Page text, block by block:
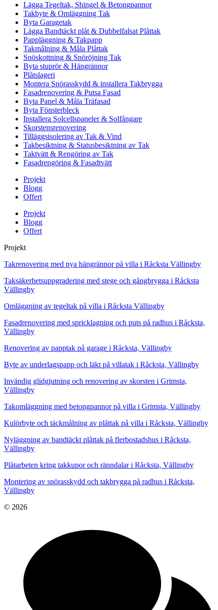
Lägga Tegeltak, Shingel & Betongpannor
Takbyte & Omläggning Tak
Byta Garagetak
Lägga Bandtäckt plåt & Dubbelfalsat Plåttak
Pappläggning & Takpapp
Takmålning & Måla Plåttak
Snöskottning & Snöröjning Tak
Byta stuprör & Hängrännor
Plåtslageri
Montera Snörasskydd & installera Takbrygga
Fasadrenovering & Putsa Fasad
Byta Panel & Måla Träfasad
Byta Fönsterbleck
Installera Solcellspaneler & Solfångare
Skorstensrenovering
Tilläggsisolering av Tak & Vind
Takbesiktning & Statusbesiktning av Tak
Taktvätt & Rengöring av Tak
Fasadrengöring & Fasadtvätt
Projekt
Blogg
Offert
Projekt
Blogg
Offert
Projekt
Takrenovering med nya hängrännor på villa i Råcksta Vällingby
Taksäkerhetsuppgradering med stege och gångbrygga i Råcksta
Vällingby
Omläggning av tegeltak på villa i Råcksta Vällingby
Fasadrenovering med spricklagning och puts på radhus i Råcksta,
Vällingby
Renovering av papptak på garage i Råcksta, Vällingby
Byte av underlagspapp och läkt på villatak i Råcksta, Vällingby
Invändig glidgjutning och renovering av skorsten i Grimsta,
Vällingby
Takomläggning med betongpannor på villa i Grimsta, Vällingby
Kulörbyte och täckmålning av plåttak på villa i Råcksta, Vällingby
Nyläggning av bandtäckt plåttak på flerbostadshus i Råcksta,
Vällingby
Plåtarbeten kring takkupor och ränndalar i Råcksta, Vällingby
Montering av snörasskydd och takbrygga på radhus i Råcksta,
Vällingby
© 2026